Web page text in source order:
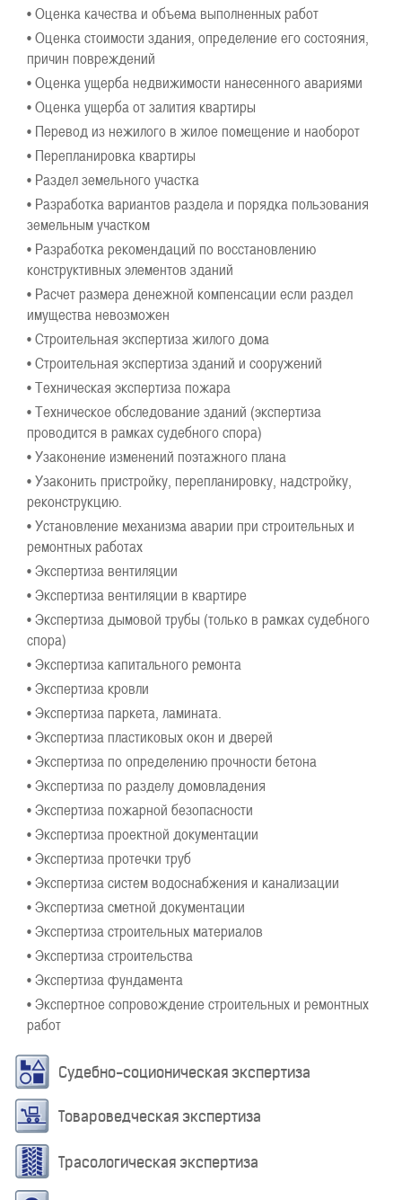
• Оценка качества и объема выполненных работ
• Оценка стоимости здания, определение его состояния,
причин повреждений
• Оценка ущерба недвижимости нанесенного авариями
• Оценка ущерба от залития квартиры
• Перевод из нежилого в жилое помещение и наоборот
• Перепланировка квартиры
• Раздел земельного участка
• Разработка вариантов раздела и порядка пользования
земельным участком
• Разработка рекомендаций по восстановлению
конструктивных элементов зданий
• Расчет размера денежной компенсации если раздел
имущества невозможен
• Строительная экспертиза жилого дома
• Строительная экспертиза зданий и сооружений
• Техническая экспертиза пожара
• Техническое обследование зданий (экспертиза
проводится в рамках судебного спора)
• Узаконение изменений поэтажного плана
• Узаконить пристройку, перепланировку, надстройку,
реконструкцию.
• Установление механизма аварии при строительных и
ремонтных работах
• Экспертиза вентиляции
• Экспертиза вентиляции в квартире
• Экспертиза дымовой трубы (только в рамках судебного
спора)
• Экспертиза капитального ремонта
• Экспертиза кровли
• Экспертиза паркета, ламината.
• Экспертиза пластиковых окон и дверей
• Экспертиза по определению прочности бетона
• Экспертиза по разделу домовладения
• Экспертиза пожарной безопасности
• Экспертиза проектной документации
• Экспертиза протечки труб
• Экспертиза систем водоснабжения и канализации
• Экспертиза сметной документации
• Экспертиза строительных материалов
• Экспертиза строительства
• Экспертиза фундамента
• Экспертное сопровождение строительных и ремонтных
работ
Судебно-соционическая экспертиза
Товароведческая экспертиза
Трасологическая экспертиза